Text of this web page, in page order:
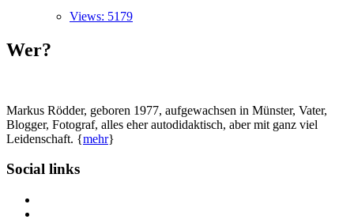
Views: 5179
Wer?
Markus Rödder, geboren 1977, aufgewachsen in Münster, Vater,
Blogger, Fotograf, alles eher autodidaktisch, aber mit ganz viel
Leidenschaft. {mehr}
Social links